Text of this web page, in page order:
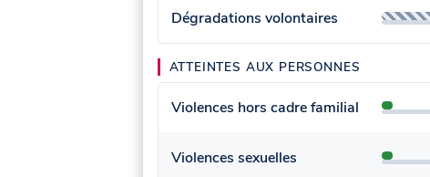
Dégradations volontaires
ATTEINTES AUX PERSONNES
Violences hors cadre familial
Violences sexuelles